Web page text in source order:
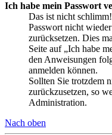
Ich habe mein Passwort
Das ist nicht
Passwort nicht
zurücksetzen. Dies
Seite auf „Ich habe
den Anweisungen
anmelden können.
Sollten Sie trotzdem
zurückzusetzen, so
Administration.
Nach oben